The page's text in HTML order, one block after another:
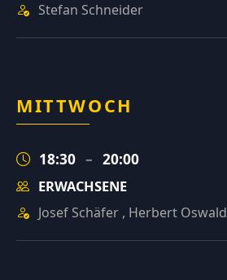
Stefan Schneider
MITTWOCH
18:30 – 20:00
ERWACHSENE
Josef Schäfer , Herbert Oswald